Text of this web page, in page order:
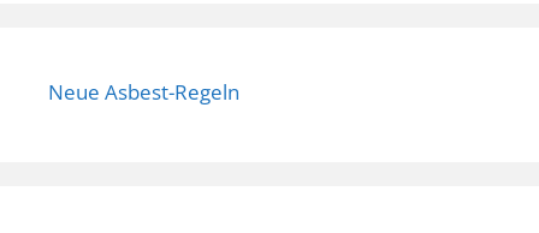
Neue Asbest-Regeln